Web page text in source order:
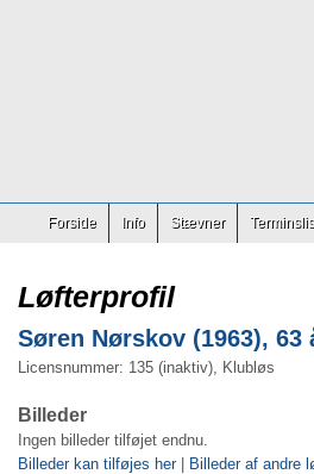
Forside Info Stævner
Løfterprofil
Søren Nørskov (1963), 63
Licensnummer: 135 (inaktiv), Klubløs
Billeder
Ingen billeder tilføjet endnu.
Billeder kan tilføjes her| Billeder af andre